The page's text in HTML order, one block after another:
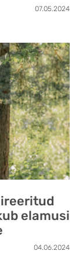
07.05.2024
elamusi
04.06.2024